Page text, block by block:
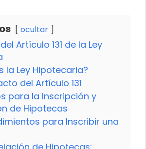
ocultar
Artículo 131 de la Ley
la Ley Hipotecaria?
del Artículo 131
para la Inscripción y
de Hipotecas
para Inscribir una